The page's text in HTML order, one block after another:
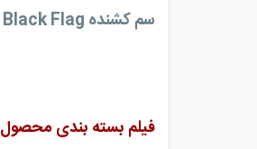
سم کشنده
فیلم بسته بندی محصول